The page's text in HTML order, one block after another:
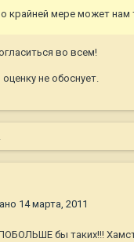
крайней мере может нам
во всем!
не обоснует.
14 марта, 2011
бы таких!!!